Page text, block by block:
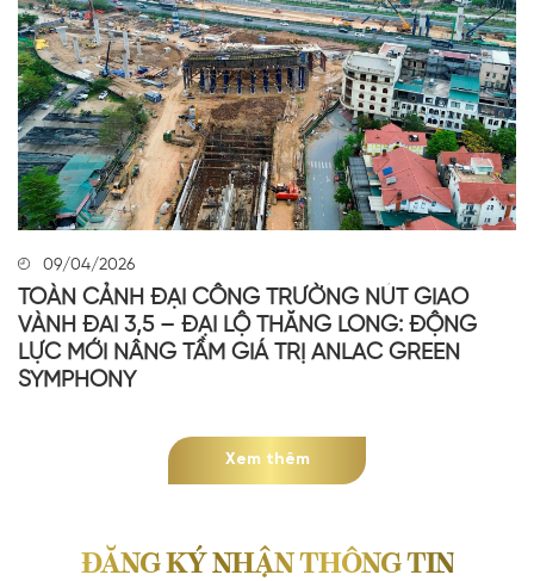
09/04/2026
TOÀN CẢNH ĐẠI CÔNG TRƯỜNG NÚT GIAO
VÀNH ĐAI 3,5 – ĐẠI LỘ THĂNG LONG: ĐỘNG
LỰC MỚI NÂNG TẦM GIÁ TRỊ ANLAC GREEN
SYMPHONY
Xem thêm
ĐĂNG KÝ NHẬN THÔNG TIN